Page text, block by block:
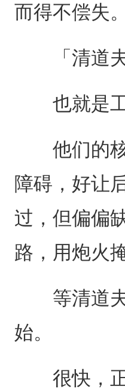
而得不偿失。
「清道夫
也就是工
他们的核
障碍，好让
过，但偏偏
路，用炮火
等清道夫
始。
很快，正